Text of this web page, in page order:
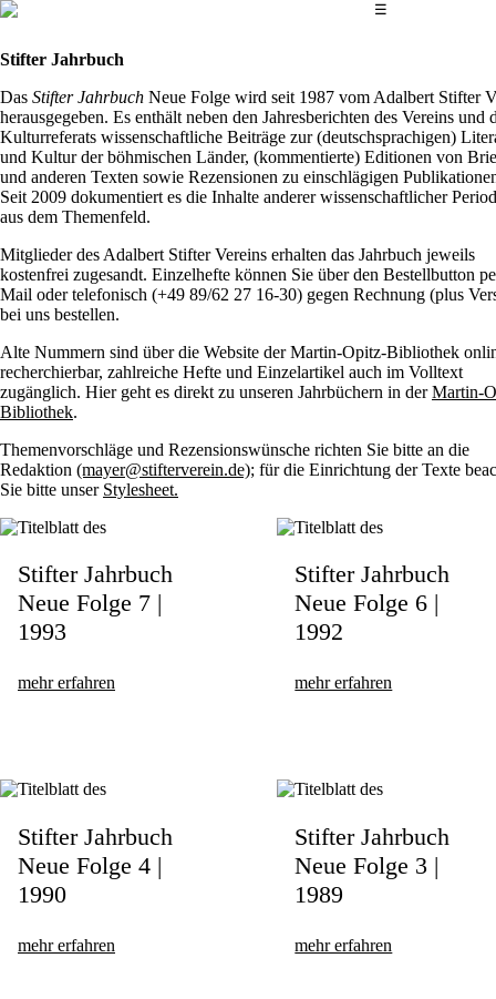
Das
☰
Stifter Jahrbuch
Das Stifter Jahrbuch Neue Folge wird seit 1987 vom Adalbert Stifter
herausgegeben. Es enthält neben den Jahresberichten des Vereins und
Kulturreferats wissenschaftliche Beiträge zur (deutschsprachigen)
und Kultur der böhmischen Länder, (kommentierte) Editionen von
und anderen Texten sowie Rezensionen zu einschlägigen
Seit 2009 dokumentiert es die Inhalte anderer wissenschaftlicher
aus dem Themenfeld.
Mitglieder des Adalbert Stifter Vereins erhalten das Jahrbuch jeweils
kostenfrei zugesandt. Einzelhefte können Sie über den Bestellbutton
Mail oder telefonisch (+49 89/62 27 16-30) gegen Rechnung (plus
bei uns bestellen.
Alte Nummern sind über die Website der Martin-Opitz-Bibliothek
recherchierbar, zahlreiche Hefte und Einzelartikel auch im Volltext
zugänglich. Hier geht es direkt zu unseren Jahrbüchern in derMartin-
Bibliothek.
Themenvorschläge und Rezensionswünsche richten Sie bitte an die
Redaktion (mayer@stifterverein.de); für die Einrichtung der Texte
Sie bitte unser Stylesheet.
Stifter Jahrbuch
Neue Folge 7 |
1993
mehr erfahren
Stifter Jahrbuch
Neue Folge 6 |
1992
mehr erfahren
Stifter Jahrbuch
Neue Folge 4 |
1990
mehr erfahren
Stifter Jahrbuch
Neue Folge 3 |
1989
mehr erfahren